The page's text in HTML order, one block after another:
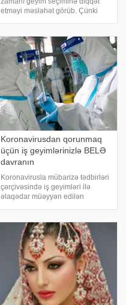
etməyi məsləhət görüb. Çünki
materialın sıxlığı nə qədər yüksək
olsa, patogenin içəriyə daxi
Koronavirusdan qorunmaq
üçün iş geyimlərinizlə BELƏ
davranın
Koronavirusla mübarizə tədbirləri
çərçivəsində iş geyimləri ilə
əlaqədar müəyyən edilən
etiketi xəstəlik və xəstəliyin
yayılmasının qarşısını alan
təcrübələr